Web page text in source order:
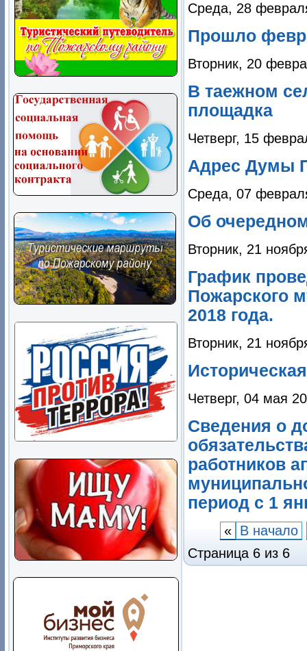
Среда, 28
Прошло
Вторник, 20
В таежном
площадка
Четверг, 15
Адрес Думы
Среда, 07
Об
Вторник, 21
График
Пожарского
2018 года.
Вторник, 21
Четверг, 04 мая
Сведения о
работников
период с 1
«
В начало
Страница 6 из 6